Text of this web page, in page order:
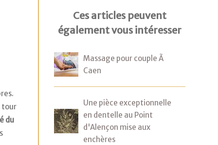
tour
du
Ces articles peuvent
également vous intéresser
Massage pour couple Ã
Caen
Une pièce exceptionnelle
en dentelle au Point
d'Alençon mise aux
enchères